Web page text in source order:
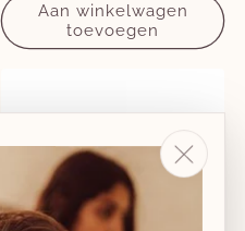
Aan winkelwagen
toevoegen